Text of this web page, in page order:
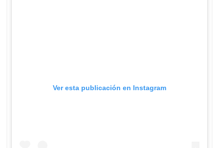
Ver esta publicación en Instagram